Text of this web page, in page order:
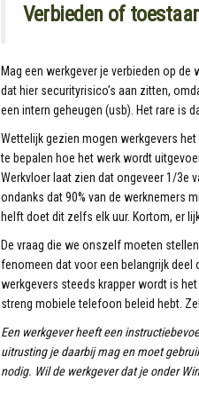
Verbieden of
Mag een werkgever je verbieden op
dat hier securityrisico’s aan zitten,
een intern geheugen (usb). Het rare is
Wettelijk gezien mogen werkgevers
te bepalen hoe het werk wordt
Werkvloer laat zien dat ongeveer 1/3e
ondanks dat 90% van de werknemers
helft doet dit zelfs elk uur. Kortom, er
De vraag die we onszelf moeten
fenomeen dat voor een belangrijk deel
werkgevers steeds krapper wordt is
streng mobiele telefoon beleid hebt.
Een werkgever heeft een
uitrusting je daarbij mag en moet
nodig. Wil de werkgever dat je onder